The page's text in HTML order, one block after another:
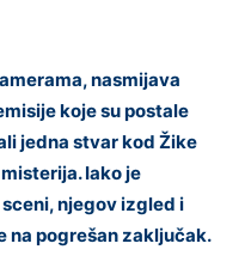
nasmijava
koje su postale
jedna stvar kod Žike
Iako je
njegov izgled i
na pogrešan zaključak.